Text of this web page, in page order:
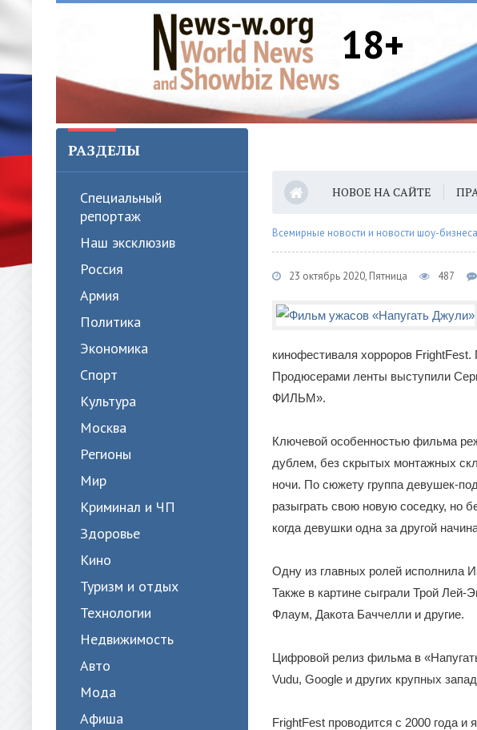
18+
РАЗДЕЛЫ
Специальный
репортаж
Наш эксклюзив
Россия
Армия
Политика
Экономика
Спорт
Культура
Москва
Регионы
Мир
Криминал и ЧП
Здоровье
Кино
Туризм и отдых
Технологии
Недвижимость
Авто
Мода
Афиша
НОВОЕ НА САЙТЕ
Всемирные новости и новости шоу-
23 октябрь 2020, Пятница 487
кинофестиваля хорроров
Продюсерами ленты выступили
ФИЛЬМ».
Ключевой особенностью фильма
дублем, без скрытых монтажных
ночи. По сюжету группа девушек-
разыграть свою новую соседку, но
когда девушки одна за другой
Одну из главных ролей исполнила
Также в картине сыграли Трой
Флаум, Дакота Баччелли и другие.
Цифровой релиз фильма в
Vudu, Google и других крупных
FrightFest проводится с 2000 года